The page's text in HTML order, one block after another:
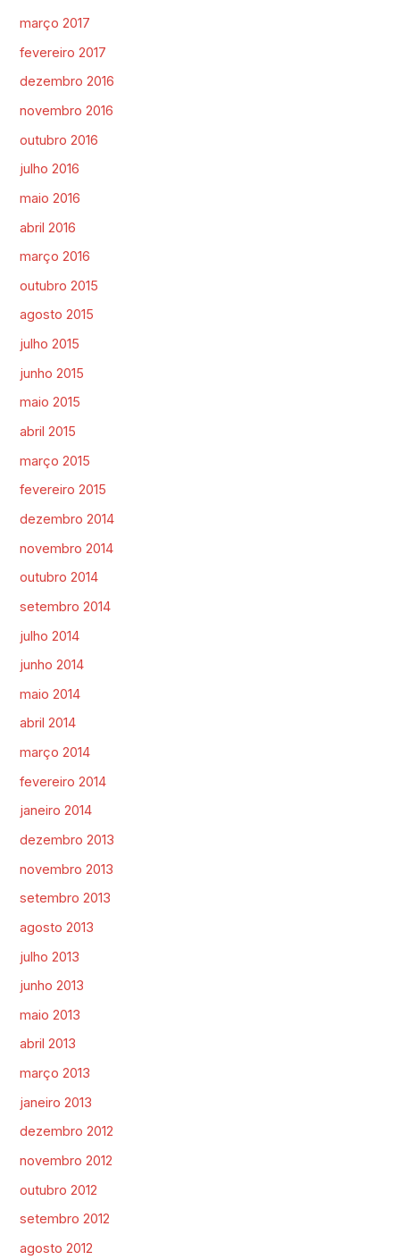
março 2017
fevereiro 2017
dezembro 2016
novembro 2016
outubro 2016
julho 2016
maio 2016
abril 2016
março 2016
outubro 2015
agosto 2015
julho 2015
junho 2015
maio 2015
abril 2015
março 2015
fevereiro 2015
dezembro 2014
novembro 2014
outubro 2014
setembro 2014
julho 2014
junho 2014
maio 2014
abril 2014
março 2014
fevereiro 2014
janeiro 2014
dezembro 2013
novembro 2013
setembro 2013
agosto 2013
julho 2013
junho 2013
maio 2013
abril 2013
março 2013
janeiro 2013
dezembro 2012
novembro 2012
outubro 2012
setembro 2012
agosto 2012